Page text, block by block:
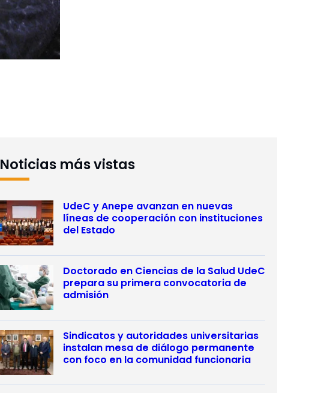
Noticias más vistas
UdeC y Anepe avanzan en nuevas
líneas de cooperación con instituciones
del Estado
Doctorado en Ciencias de la Salud UdeC
prepara su primera convocatoria de
admisión
Sindicatos y autoridades universitarias
instalan mesa de diálogo permanente
con foco en la comunidad funcionaria